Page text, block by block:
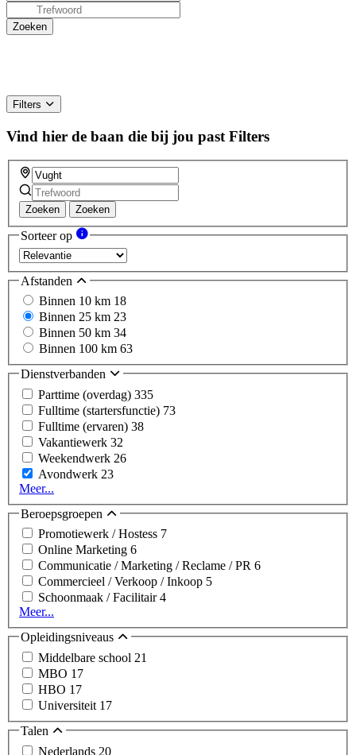
Filters
Vind hier de baan die bij jou past Filters
Zoeken Zoeken
Sorteer op
Afstanden
Binnen 10 km 18
Binnen 25 km 23
Binnen 50 km 34
Binnen 100 km 63
Dienstverbanden
Parttime (overdag) 335
Fulltime (startersfunctie) 73
Fulltime (ervaren) 38
Vakantiewerk 32
Weekendwerk 26
Avondwerk 23
Meer...
Beroepsgroepen
Promotiewerk / Hostess 7
Online Marketing 6
Communicatie / Marketing / Reclame / PR 6
Commercieel / Verkoop / Inkoop 5
Schoonmaak / Facilitair4
Meer...
Opleidingsniveaus
Middelbare school 21
MBO 17
HBO 17
Universiteit 17
Talen
Nederlands 20